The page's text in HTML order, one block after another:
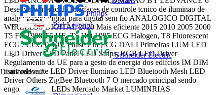
Philips
Pial Legrand
Schneider Electric
Distribuidor 2
Desenvolvimento de interfaces de controle tcnico de iluminao de
analgico para digital para digital sem fio ANALOGICO DIGITAL
WIRELESS DIGITAL 2020 Mais eficiente 2015 2010 2005 2000
T5 FC 1998 T5 HE, T5 HO 1995 ECG Halogen, T8 Fluorescent
ECG / CCG 0-10V Phase Cut ECG DALI Primeiras LUM LED
LED Driver LED Panel LED Strips, RGB LED Driver
Regulamento da UE para a gesto da energia dos edifcios IM DIM
mais relevante LED Driver Iluminao LED Bluetooth Mesh LED
Driver Others ZigBee Bluetooth 7 O mercado principal sendo
engolido pelos LEDs Mercado Market LUMINRIAS